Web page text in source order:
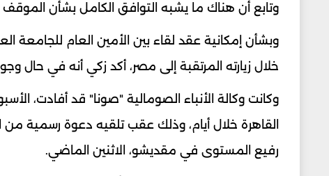
وتابع أن هناك ما يشبه التوافق الكامل بشأن الموقف
وبشأن إمكانية عقد لقاء بين الأمين العام
خلال زيارته المرتقبة إلى مصر، أكد زكي أنه في حال
وكانت وكالة الأنباء الصومالية "صونا" قد أفادت،
القاهرة خلال أيام، وذلك عقب تلقيه دعوة رسمية من
رفيع المستوى في مقديشو، الاثنين الماضي.